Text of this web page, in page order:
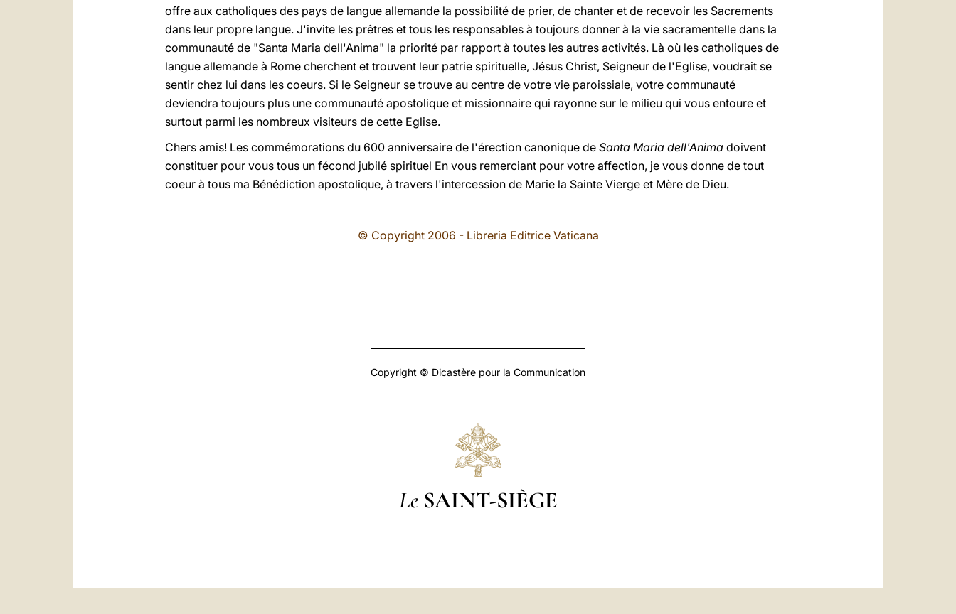
offre aux catholiques des pays de langue allemande la possibilité de prier, de chanter et de recevoir les Sacrements
dans leur propre langue. J'invite les prêtres et tous les responsables à toujours donner à la vie sacramentelle dans la
communauté de "Santa Maria dell'Anima" la priorité par rapport à toutes les autres activités. Là où les catholiques de
langue allemande à Rome cherchent et trouvent leur patrie spirituelle, Jésus Christ, Seigneur de l'Eglise, voudrait se
sentir chez lui dans les coeurs. Si le Seigneur se trouve au centre de votre vie paroissiale, votre communauté
deviendra toujours plus une communauté apostolique et missionnaire qui rayonne sur le milieu qui vous entoure et
surtout parmi les nombreux visiteurs de cette Eglise.
Chers amis! Les commémorations du 600 anniversaire de l'érection canonique de Santa Maria dell'Anima doivent
constituer pour vous tous un fécond jubilé spirituel En vous remerciant pour votre affection, je vous donne de tout
coeur à tous ma Bénédiction apostolique, à travers l'intercession de Marie la Sainte Vierge et Mère de Dieu.
© Copyright 2006 - Libreria Editrice Vaticana
Copyright © Dicastère pour la Communication
Le SAINT-SIÈGE